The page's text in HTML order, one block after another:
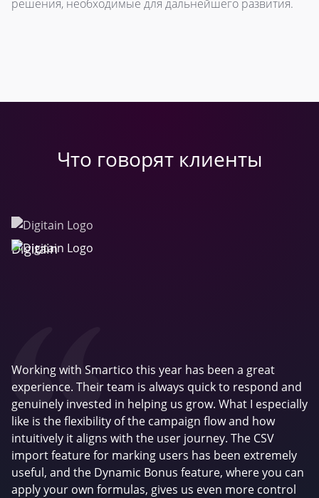
решения, необходимые для дальнейшего развития.
Что говорят клиенты
Digitain
Working with Smartico this year has been a great
experience. Their team is always quick to respond and
genuinely invested in helping us grow. What I especially
like is the flexibility of the campaign flow and how
intuitively it aligns with the user journey. The CSV
import feature for marking users has been extremely
useful, and the Dynamic Bonus feature, where you can
apply your own formulas, gives us even more control